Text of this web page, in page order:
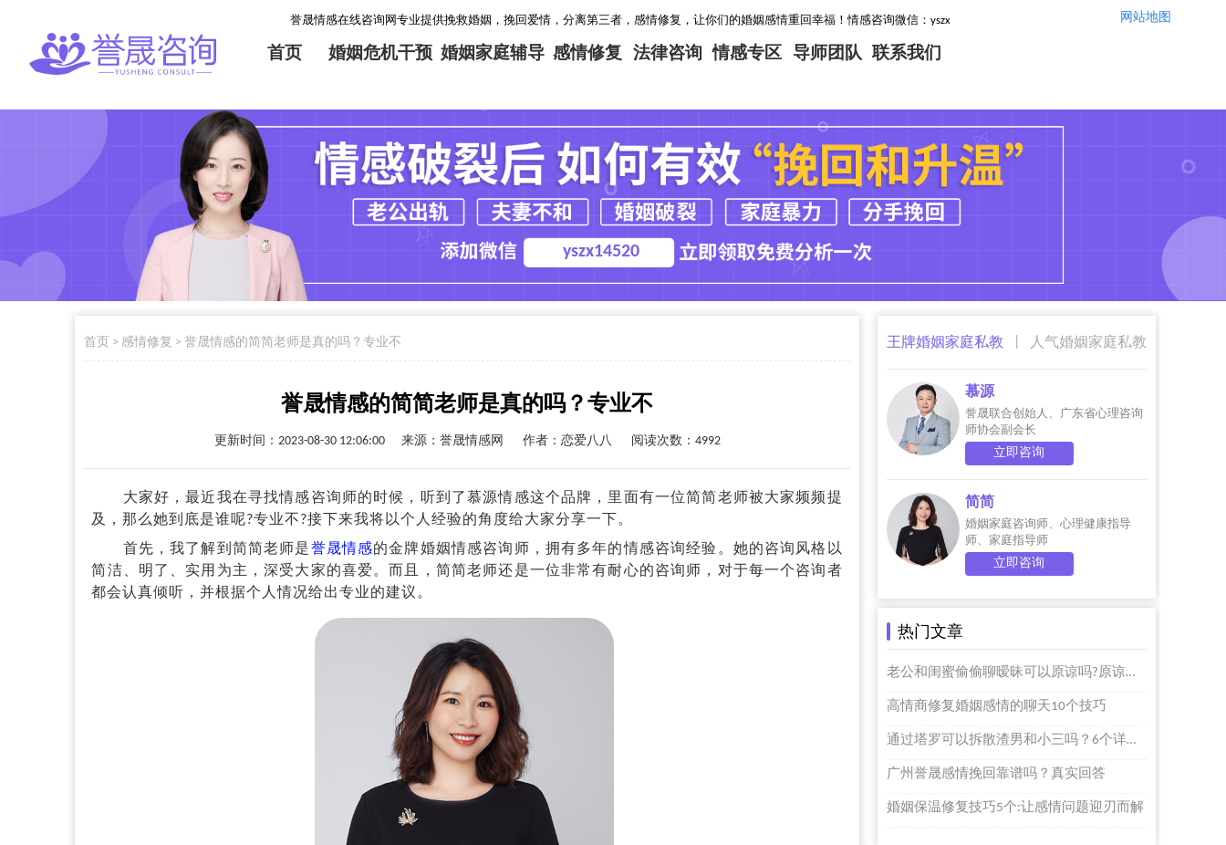
誉晟情感在线咨询网专业提供挽救婚姻，挽回爱情，分离第三者，感情修复，让你们的婚姻感情重回幸福！情感咨询微信：yszx14520,咨询电话：4008737008！ 网站地图
首页 婚姻危机干预 婚姻家庭辅导 感情修复 法律咨询 情感专区 导师团队 联系我们
yszx14520
首页 > 感情修复 > 誉晟情感的简简老师是真的吗？专业不
誉晟情感的简简老师是真的吗？专业不
更新时间：2023-08-30 12:06:00 来源：誉晟情感网 作者： 恋爱八八 阅读次数：4992
大家好，最近我在寻找情感咨询师的时候，听到了慕源情感这个品牌，里面有一位简简老师被大家频频提
及，那么她到底是谁呢?专业不?接下来我将以个人经验的角度给大家分享一下。
首先，我了解到简简老师是誉晟情感的金牌婚姻情感咨询师，拥有多年的情感咨询经验。她的咨询风格以
简洁、明了、实用为主，深受大家的喜爱。而且，简简老师还是一位非常有耐心的咨询师，对于每一个咨询者
都会认真倾听，并根据个人情况给出专业的建议。
王牌婚姻家庭私教 人气婚姻家庭私教
慕源
誉晟联合创始人、广东省心理咨询
师协会副会长
立即咨询
简简
婚姻家庭咨询师、心理健康指导
师、家庭指导师
立即咨询
热门文章
老公和闺蜜偷偷聊暧昧可以原谅吗?原谅个屁啊
高情商修复婚姻感情的聊天10个技巧
通过塔罗可以拆散渣男和小三吗？6个详细步骤的
广州誉晟感情挽回靠谱吗？真实回答
婚姻保温修复技巧5个:让感情问题迎刃而解